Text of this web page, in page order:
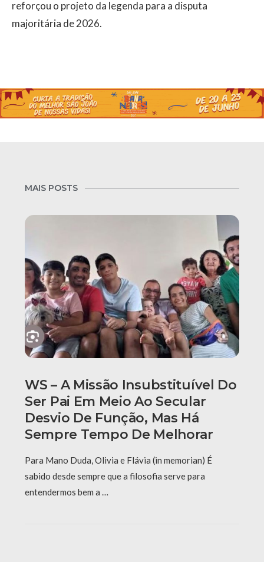
reforçou o projeto da legenda para a disputa
majoritária de 2026.
MAIS POSTS
WS – A Missão Insubstituível Do
Ser Pai Em Meio Ao Secular
Desvio De Função, Mas Há
Sempre Tempo De Melhorar
Para Mano Duda, Olivia e Flávia (in memorian) É
sabido desde sempre que a filosofia serve para
entendermos bem a …